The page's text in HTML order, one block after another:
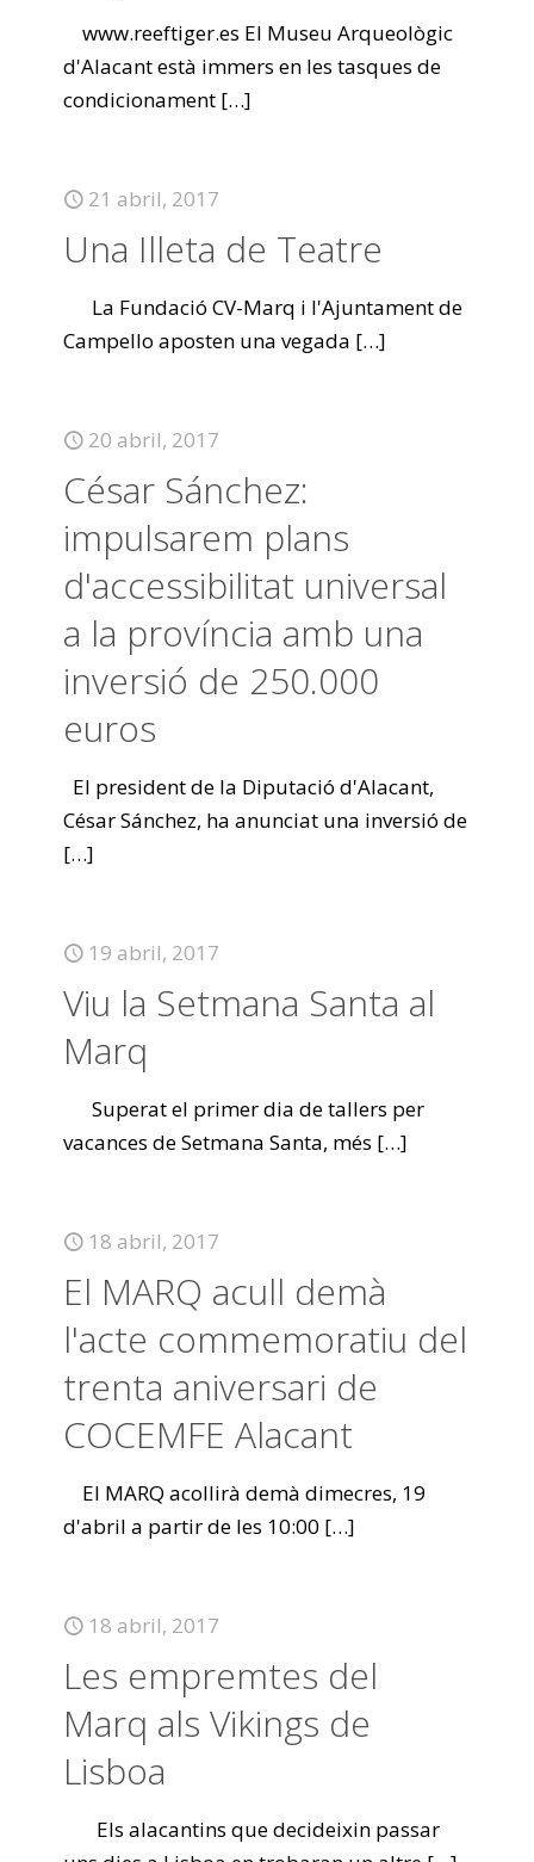
www.reeftiger.es El Museu Arqueològic
d'Alacant està immers en les tasques de
condicionament […]
21 abril, 2017
Una Illeta de Teatre
La Fundació CV-Marq i l'Ajuntament de
Campello aposten una vegada […]
20 abril, 2017
César Sánchez:
impulsarem plans
d'accessibilitat universal
a la província amb una
inversió de 250.000
euros
El president de la Diputació d'Alacant,
César Sánchez, ha anunciat una inversió de
[…]
19 abril, 2017
Viu la Setmana Santa al
Marq
Superat el primer dia de tallers per
vacances de Setmana Santa, més […]
18 abril, 2017
El MARQ acull demà
l'acte commemoratiu del
trenta aniversari de
COCEMFE Alacant
El MARQ acollirà demà dimecres, 19
d'abril a partir de les 10:00 […]
18 abril, 2017
Les empremtes del
Marq als Vikings de
Lisboa
Els alacantins que decideixin passar